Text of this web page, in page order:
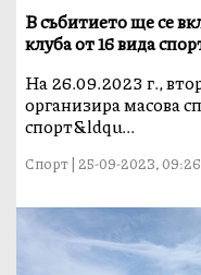
В събитието ще се
клуба от 16 вида
На 26.09.2023 г.,
организира масова
спорт&ldqu...
Спорт | 25-09-2023,